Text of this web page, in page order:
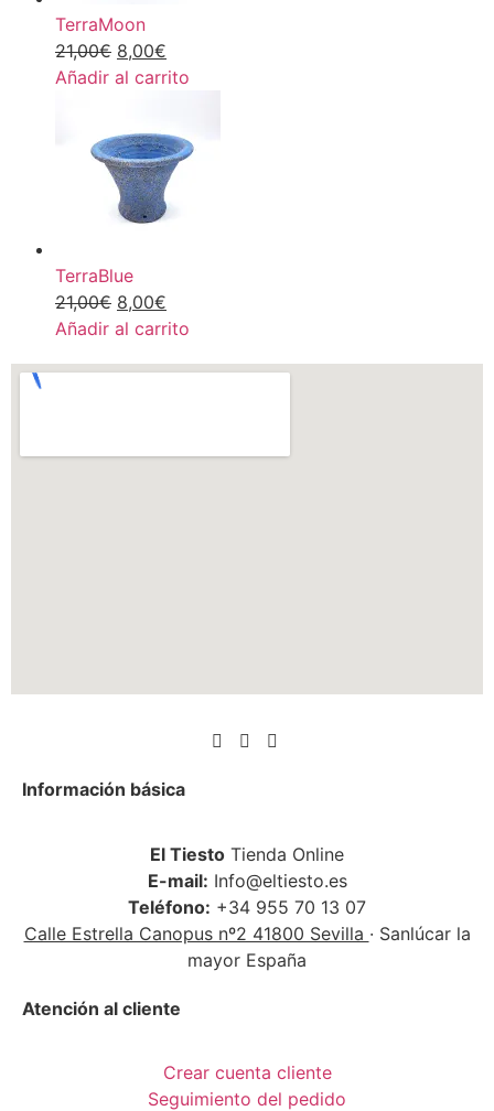
TerraMoon
21,00€ 8,00€
Añadir al carrito
TerraBlue
21,00€ 8,00€
Añadir al carrito
Información básica
El Tiesto Tienda Online
E-mail: Info@eltiesto.es
Teléfono: +34 955 70 13 07
Calle Estrella Canopus nº2 41800 Sevilla · Sanlúcar la
mayor España
Atención al cliente
Crear cuenta cliente
Seguimiento del pedido